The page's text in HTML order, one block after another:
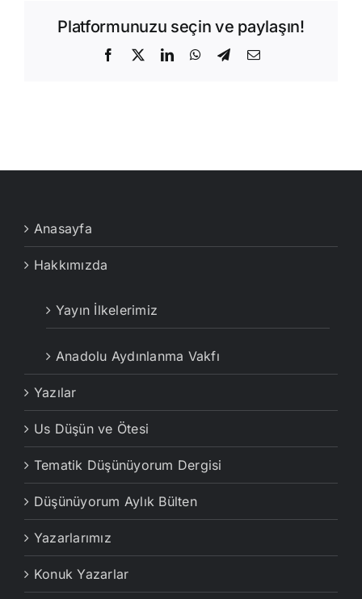
Platformunuzu seçin ve paylaşın!
Facebook
X LinkedInWhatsApp
Telegram
E-
Anasayfa
Hakkımızda
Yayın İlkelerimiz
Anadolu Aydınlanma Vakfı
Yazılar
Us Düşün ve Ötesi
Tematik Düşünüyorum Dergisi
Düşünüyorum Aylık Bülten
Yazarlarımız
Konuk Yazarlar